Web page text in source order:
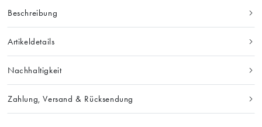
Beschreibung
Artikeldetails
Nachhaltigkeit
Zahlung, Versand & Rücksendung